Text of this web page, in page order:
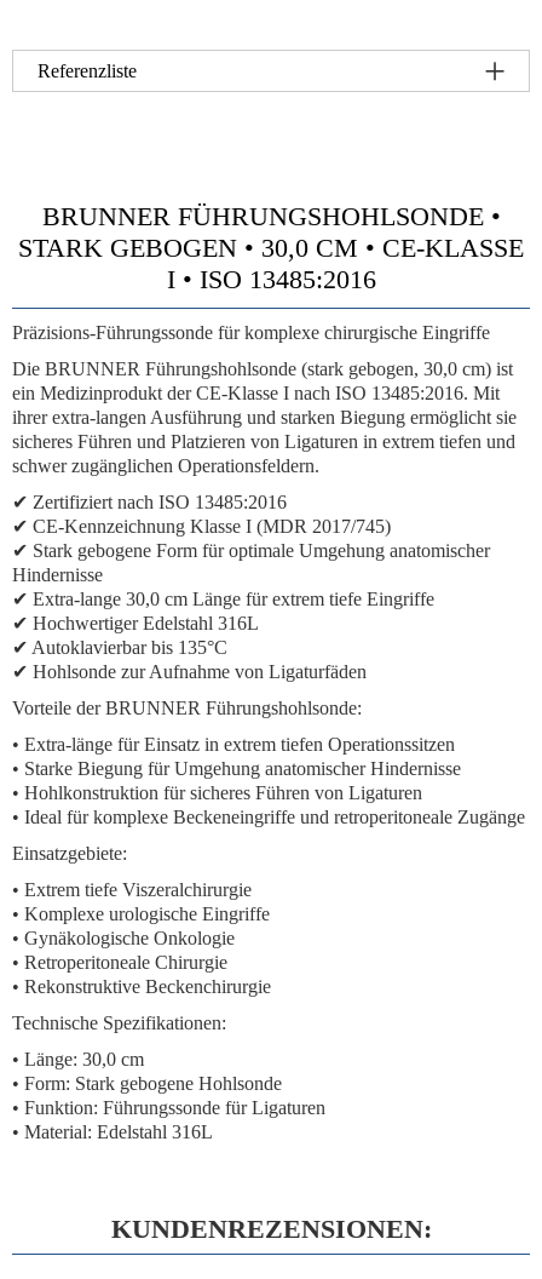
Referenzliste
BRUNNER FÜHRUNGSHOHLSONDE •
STARK GEBOGEN • 30,0 CM • CE-KLASSE
I • ISO 13485:2016
Präzisions-Führungssonde für komplexe chirurgische Eingriffe
Die BRUNNER Führungshohlsonde (stark gebogen, 30,0 cm) ist
ein Medizinprodukt der CE-Klasse I nach ISO 13485:2016. Mit
ihrer extra-langen Ausführung und starken Biegung ermöglicht sie
sicheres Führen und Platzieren von Ligaturen in extrem tiefen und
schwer zugänglichen Operationsfeldern.
✔ Zertifiziert nach ISO 13485:2016
✔ CE-Kennzeichnung Klasse I (MDR 2017/745)
✔ Stark gebogene Form für optimale Umgehung anatomischer
Hindernisse
✔ Extra-lange 30,0 cm Länge für extrem tiefe Eingriffe
✔ Hochwertiger Edelstahl 316L
✔ Autoklavierbar bis 135°C
✔ Hohlsonde zur Aufnahme von Ligaturfäden
Vorteile der BRUNNER Führungshohlsonde:
• Extra-länge für Einsatz in extrem tiefen Operationssitzen
• Starke Biegung für Umgehung anatomischer Hindernisse
• Hohlkonstruktion für sicheres Führen von Ligaturen
• Ideal für komplexe Beckeneingriffe und retroperitoneale Zugänge
Einsatzgebiete:
• Extrem tiefe Viszeralchirurgie
• Komplexe urologische Eingriffe
• Gynäkologische Onkologie
• Retroperitoneale Chirurgie
• Rekonstruktive Beckenchirurgie
Technische Spezifikationen:
• Länge: 30,0 cm
• Form: Stark gebogene Hohlsonde
• Funktion: Führungssonde für Ligaturen
• Material: Edelstahl 316L
KUNDENREZENSIONEN: